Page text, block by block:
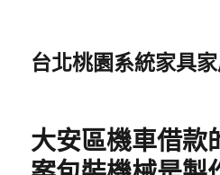
台北桃園系統家具
大安區機車借款